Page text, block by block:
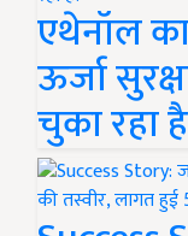
एथेनॉल
ऊर्जा
चुका रहा